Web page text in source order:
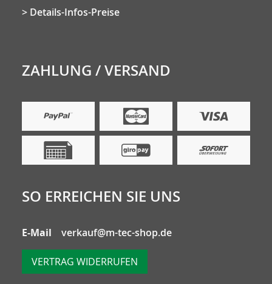
Details-Infos-Preise
ZAHLUNG / VERSAND
SO ERREICHEN SIE UNS
E-Mail verkauf@m-tec-shop.de
VERTRAG WIDERRUFEN